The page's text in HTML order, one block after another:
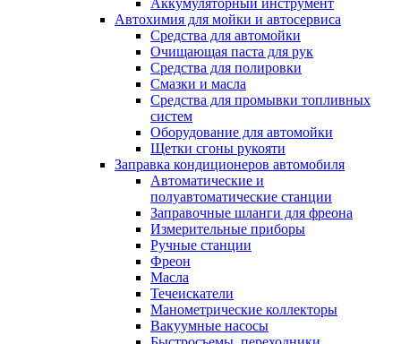
Аккумуляторный инструмент
Автохимия для мойки и автосервиса
Средства для автомойки
Очищающая паста для рук
Средства для полировки
Смазки и масла
Средства для промывки топливных
систем
Оборудование для автомойки
Щетки сгоны рукояти
Заправка кондиционеров автомобиля
Автоматические и
полуавтоматические станции
Заправочные шланги для фреона
Измерительные приборы
Ручные станции
Фреон
Масла
Течеискатели
Манометрические коллекторы
Вакуумные насосы